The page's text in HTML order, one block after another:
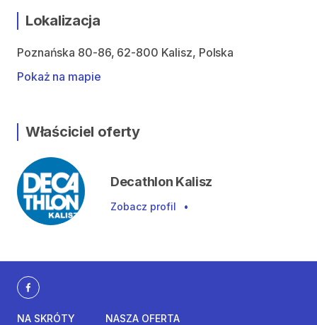
Lokalizacja
Poznańska 80-86, 62-800 Kalisz, Polska
Pokaż na mapie
Właściciel oferty
Decathlon Kalisz
Zobacz profil •
NA SKRÓTY
NASZA OFERTA